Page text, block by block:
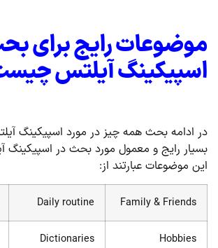
موضوعات رایج برای
اسپیکینگ آیلتس
در ادامه بحث همه چیز در مورد اسپیکینگ
بسیار رایج و معمول مورد بحث در اسپیکینگ
این موضوعات عبارتند از:
Family & Friends
Daily routine
Hobbies
Dictionaries